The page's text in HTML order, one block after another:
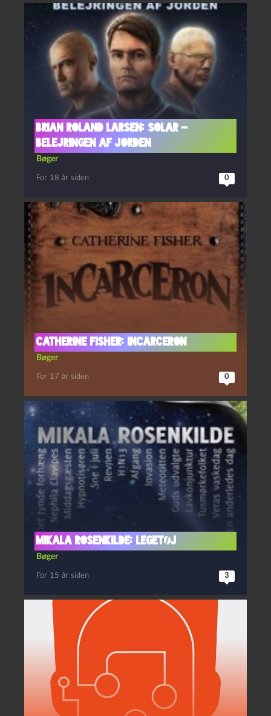
Brian Roland Larsen: Solar –
Belejringen af Jorden
Bøger
For 18 år siden 0
Catherine Fisher: Incarceron
Bøger
For 17 år siden 0
Mikala Rosenkilde: Legetøj
Bøger
For 15 år siden 3